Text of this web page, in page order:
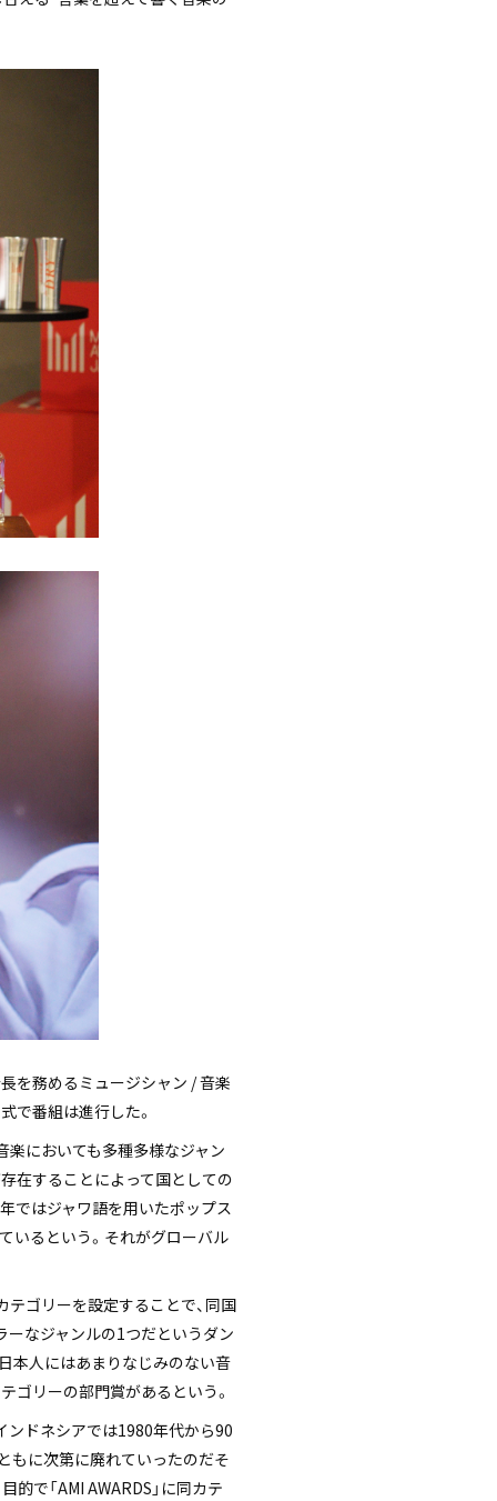
を務めるミュージシャン / 音楽
で番組は進行した。
楽においても多種多様なジャン
在することによって国としての
ではジャワ語を用いたポップス
いるという。それがグローバル
テゴリーを設定することで、同国
なジャンルの1つだというダン
本人にはあまりなじみのない音
ゴリーの部門賞があるという。
ンドネシアでは1980年代から90
もに次第に廃れていったのだそ
で「AMI AWARDS」に同カテ